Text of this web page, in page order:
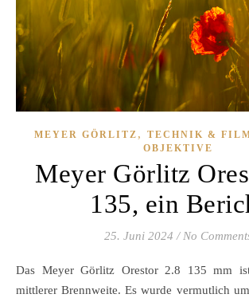
MEYER GÖRLITZ , TECHNIK &
OBJEKTIVE
Meyer Görlitz
135, ein
25. Juni 2024 / No
Das Meyer Görlitz Orestor 2.8 135 mm ist ein Teleobjektiv
mittlerer Brennweite. Es wurde vermutlich